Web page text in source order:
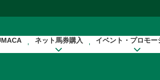
ネット馬券購入 イベント・プロモー